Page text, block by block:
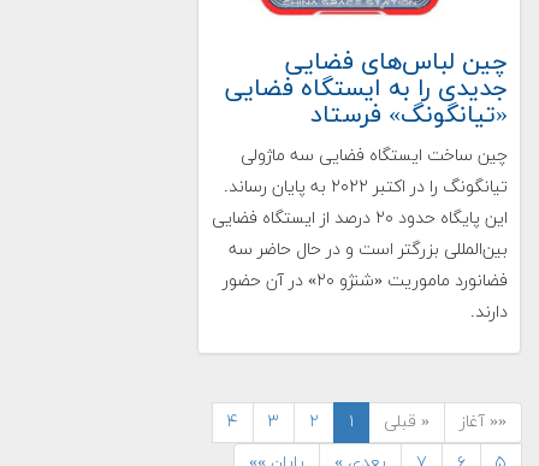
چین لباس‌های فضایی
جدیدی را به ایستگاه فضایی
«تیانگونگ» فرستاد
چین ساخت ایستگاه فضایی سه ماژولی
تیانگونگ را در اکتبر ۲۰۲۲ به پایان رساند.
این پایگاه حدود ۲۰ درصد از ایستگاه فضایی
بین‌المللی بزرگتر است و در حال حاضر سه
فضانورد ماموریت «شنژو ۲۰» در آن حضور
دارند.
«« آغاز « قبلی ۱ ۲ ۳
۴